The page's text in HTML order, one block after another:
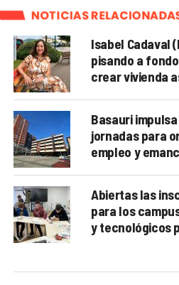
NOTICIAS
Isabel Cadaval
pisando a
crear vivienda
Basauri
jornadas para
empleo y
Abiertas las
para los
y tecnológicos